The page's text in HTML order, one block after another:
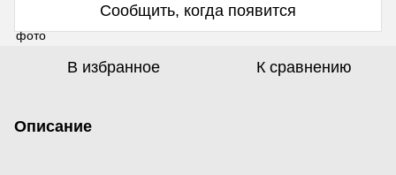
Сообщить, когда появится
В избранное К сравнению
Описание